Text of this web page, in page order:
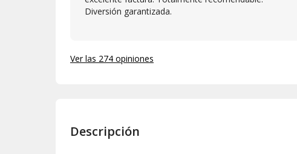
Diversión garantizada.
Ver las 274 opiniones
Descripción